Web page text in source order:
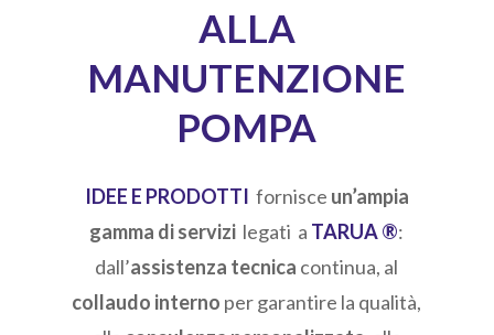
ALLA
MANUTENZIONE
POMPA
IDEE E PRODOTTI fornisce un’ampia
gamma di servizi legati a TARUA ®:
dall’assistenza tecnica continua, al
collaudo interno per garantire la qualità,